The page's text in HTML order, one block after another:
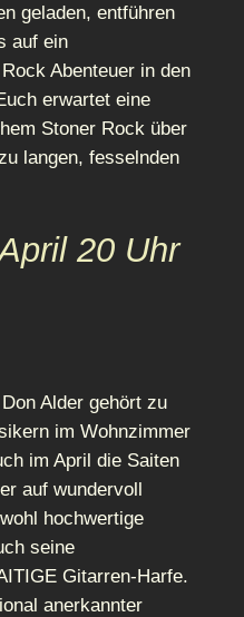
geladen, entführen
auf ein
Abenteuer in den
erwartet eine
Stoner Rock über
langen, fesselnden
20 Uhr
Alder gehört zu
im Wohnzimmer
im April die Saiten
auf wundervoll
hochwertige
seine
Gitarren-Harfe.
anerkannter